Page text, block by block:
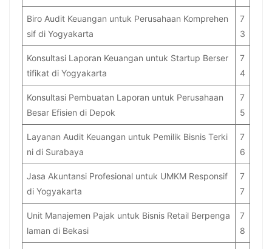
Biro Audit Keuangan untuk Perusahaan Komprehen
sif di Yogyakarta
7
3
Konsultasi Laporan Keuangan untuk Startup Berser
tifikat di Yogyakarta
7
4
Konsultasi Pembuatan Laporan untuk Perusahaan
Besar Efisien di Depok
7
5
Layanan Audit Keuangan untuk Pemilik Bisnis Terki
ni di Surabaya
7
6
Jasa Akuntansi Profesional untuk UMKM Responsif
di Yogyakarta
7
7
Unit Manajemen Pajak untuk Bisnis Retail Berpenga
laman di Bekasi
7
8